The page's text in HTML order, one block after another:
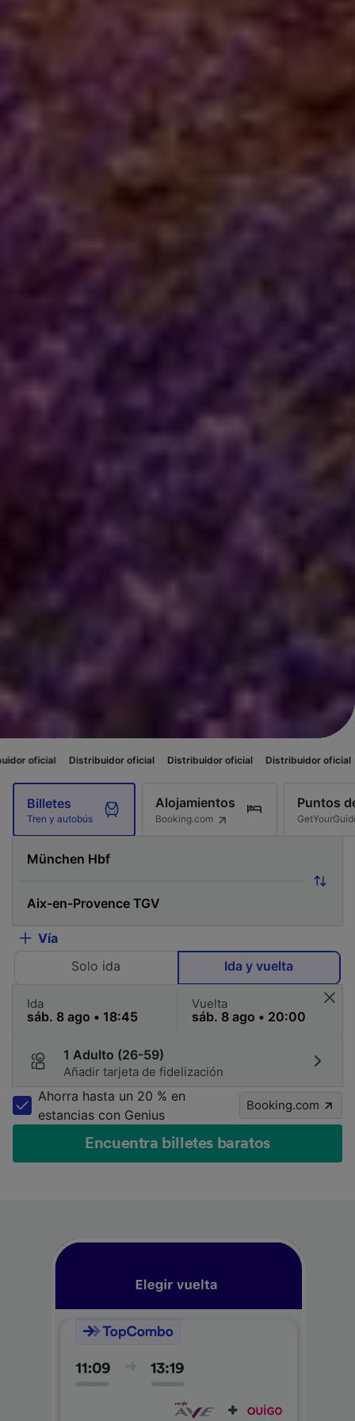
oficial Distribuidor oficial Distribuidor oficial Distribuidor
Billetes
Tren y autobús
Alojamientos
Booking.com
Puntos
Vía
Solo ida
Ida y vuelta
Ida Vuelta
1 Adulto (26-59)
Añadir tarjeta de fidelización
Ahorra hasta un 20 % en
estancias con Genius
Booking.com
Encuentra billetes baratos